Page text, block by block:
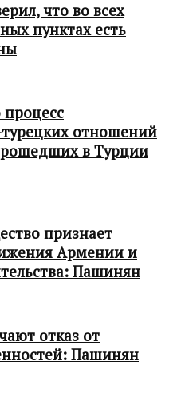
что во всех
пунктах есть
отношений
в Турции
признает
Армении и
Пашинян
отказ от
Пашинян